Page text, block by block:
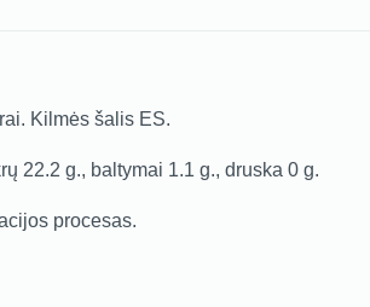
Kilmės šalis ES.
22.2 g., baltymai 1.1 g., druska 0 g.
procesas.